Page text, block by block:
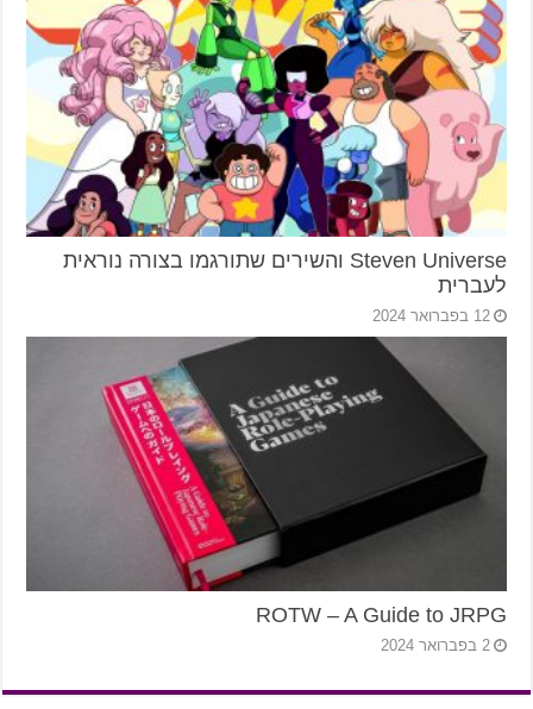
Steven Universe והשירים שתורגמו בצורה נוראית
לעברית
12 בפברואר 2024
ROTW – A Guide to JRPG
2 בפברואר 2024